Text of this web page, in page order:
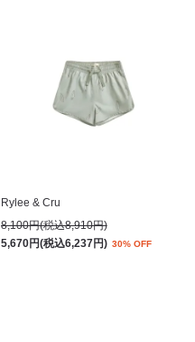
Rylee & Cru
8,100円(税込8,910円)
5,670円(税込6,237円) 30% OFF